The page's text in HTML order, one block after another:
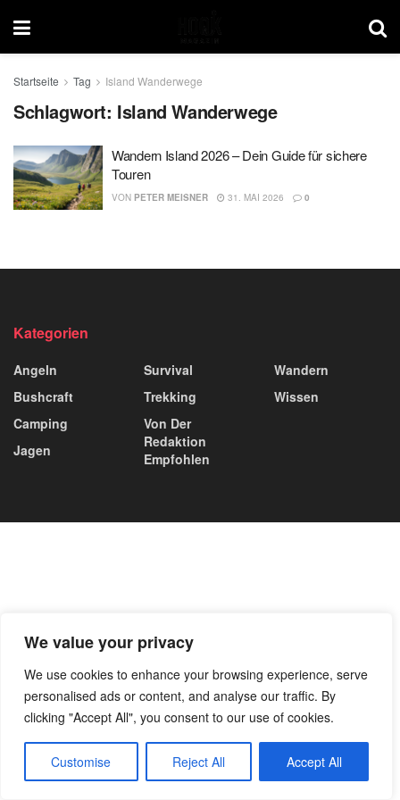
We value your privacy
We use cookies to enhance your browsing experience, serve
personalised ads or content, and analyse our traffic. By
clicking "Accept All", you consent to our use of cookies.
Customise Reject All Accept All
Startseite Tag Island Wanderwege
Schlagwort: Island Wanderwege
Wandern Island 2026 – Dein Guide für sichere
Touren
VON PETER MEISNER 31. MAI 2026 0
Kategorien
Angeln
Bushcraft
Camping
Jagen
Survival
Trekking
Von Der
Redaktion
Empfohlen
Wandern
Wissen